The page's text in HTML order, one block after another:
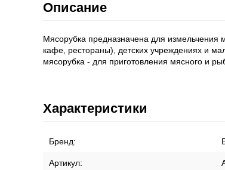
Описание
Мясорубка предназначена для
кафе, рестораны), детских учреждениях и
мясорубка - для приготовления мясного и
Характеристики
Бренд:
Артикул: